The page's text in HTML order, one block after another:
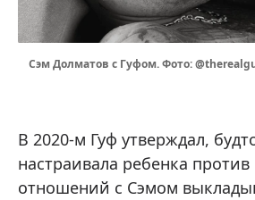
Сэм Долматов с Гуфом. Фото:
В 2020-м Гуф утверждал,
настраивала ребенка против
отношений с Сэмом